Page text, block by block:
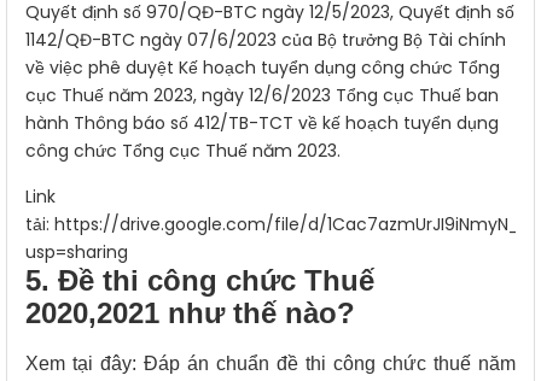
Quyết định số 970/QĐ-BTC ngày 12/5/2023, Quyết định số
1142/QĐ-BTC ngày 07/6/2023 của Bộ trưởng Bộ Tài chính
về việc phê duyệt Kế hoạch tuyển dụng công chức Tổng
cục Thuế năm 2023, ngày 12/6/2023 Tổng cục Thuế ban
hành Thông báo số 412/TB-TCT về kế hoạch tuyển dụng
công chức Tổng cục Thuế năm 2023.
Link
tải: https://drive.google.com/file/d/
usp=sharing
5. Đề thi công chức Thuế
2020,2021 như thế nào?
Xem tại đây: Đáp án chuẩn đề thi công chức thuế năm